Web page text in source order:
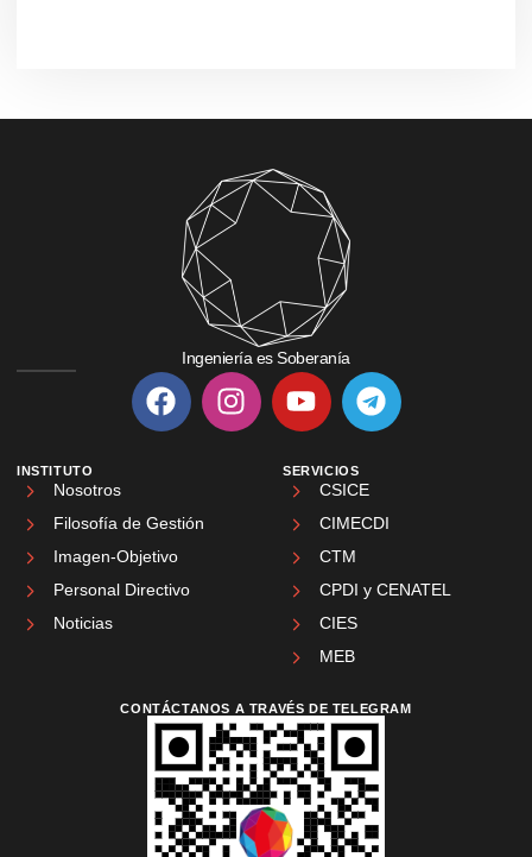
Ingeniería es Soberanía
INSTITUTO
Nosotros
Filosofía de Gestión
Imagen-Objetivo
Personal Directivo
Noticias
SERVICIOS
CSICE
CIMECDI
CTM
CPDI y CENATEL
CIES
MEB
CONTÁCTANOS A TRAVÉS DE TELEGRAM